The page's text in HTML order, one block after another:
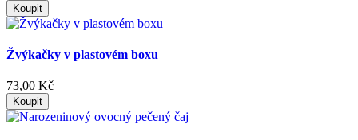
Koupit
Žvýkačky v plastovém boxu
73,00 Kč
Koupit